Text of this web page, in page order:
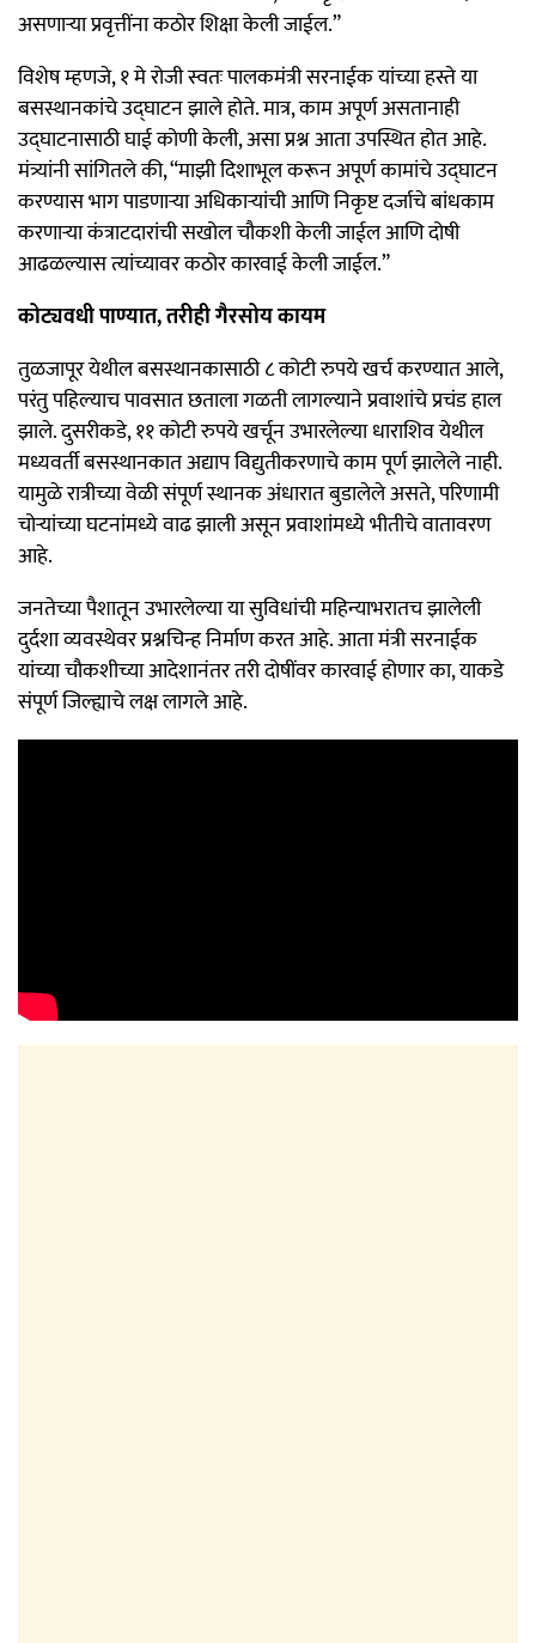
असणाऱ्या प्रवृत्तींना कठोर शिक्षा केली जाईल.”
विशेष म्हणजे, १ मे रोजी स्वतः पालकमंत्री सरनाईक यांच्या हस्ते या
बसस्थानकांचे उद्घाटन झाले होते. मात्र, काम अपूर्ण असतानाही
उद्घाटनासाठी घाई कोणी केली, असा प्रश्न आता उपस्थित होत आहे.
मंत्र्यांनी सांगितले की, “माझी दिशाभूल करून अपूर्ण कामांचे उद्घाटन
करण्यास भाग पाडणाऱ्या अधिकाऱ्यांची आणि निकृष्ट दर्जाचे बांधकाम
करणाऱ्या कंत्राटदारांची सखोल चौकशी केली जाईल आणि दोषी
आढळल्यास त्यांच्यावर कठोर कारवाई केली जाईल.”
कोट्यवधी पाण्यात, तरीही गैरसोय कायम
तुळजापूर येथील बसस्थानकासाठी ८ कोटी रुपये खर्च करण्यात आले,
परंतु पहिल्याच पावसात छताला गळती लागल्याने प्रवाशांचे प्रचंड हाल
झाले. दुसरीकडे, ११ कोटी रुपये खर्चून उभारलेल्या धाराशिव येथील
मध्यवर्ती बसस्थानकात अद्याप विद्युतीकरणाचे काम पूर्ण झालेले नाही.
यामुळे रात्रीच्या वेळी संपूर्ण स्थानक अंधारात बुडालेले असते, परिणामी
चोऱ्यांच्या घटनांमध्ये वाढ झाली असून प्रवाशांमध्ये भीतीचे वातावरण
आहे.
जनतेच्या पैशातून उभारलेल्या या सुविधांची महिन्याभरातच झालेली
दुर्दशा व्यवस्थेवर प्रश्नचिन्ह निर्माण करत आहे. आता मंत्री सरनाईक
यांच्या चौकशीच्या आदेशानंतर तरी दोषींवर कारवाई होणार का, याकडे
संपूर्ण जिल्ह्याचे लक्ष लागले आहे.